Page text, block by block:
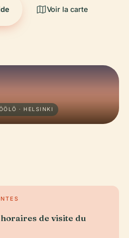
Voir la carte
· HELSINKI
de visite du